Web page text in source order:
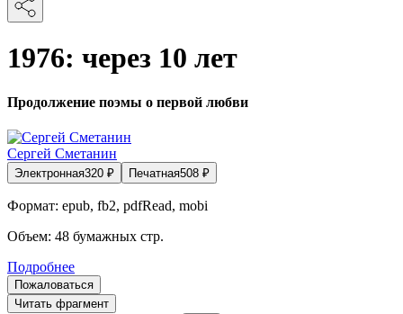
1976: через 10 лет
Продолжение поэмы о первой любви
Сергей Сметанин
Электронная320 ₽ Печатная508 ₽
Формат: epub, fb2, pdfRead, mobi
Объем: 48 бумажных стр.
Подробнее
Пожаловаться
Читать фрагмент